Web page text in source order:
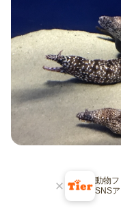
ウツボは鋭い歯と
持たれがちですが
動物
SNS